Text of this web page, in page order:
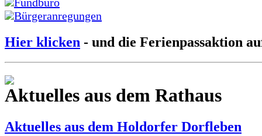
Bürgeranregungen
Hier klicken - und die Ferienpassaktion
Aktuelles aus dem Rathaus
Aktuelles aus dem Holdorfer Dorfleben